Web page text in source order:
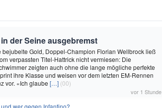
der Seine ausgebremst
bejubelte Gold, Doppel-Champion Florian Wellbrock ließ
verpassten Titel-Hattrick nicht vermiesen: Die
zeigten auch ohne die lange mögliche perfekte
ihre Klasse und weisen vor dem letzten EM-Rennen
vor. «Ich glaube […] (00)
vor 1 Stunde
wer gegen Infantino?